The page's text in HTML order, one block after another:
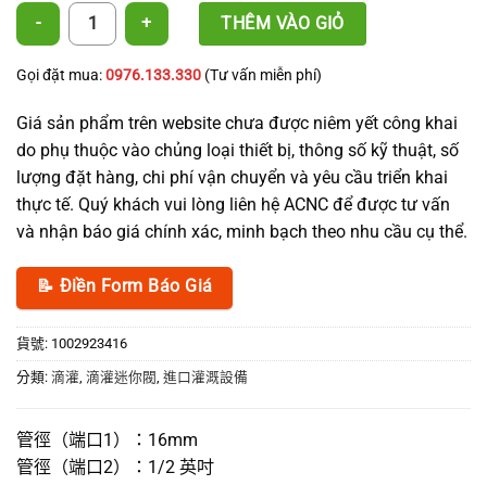
16/21 外牙滴帶閥門接頭 數量 THÊM VÀO GIỎ
Gọi đặt mua:0976.133.330 (Tư vấn miễn phí)
Giá sản phẩm trên website chưa được niêm yết công khai
do phụ thuộc vào chủng loại thiết bị, thông số kỹ thuật, số
lượng đặt hàng, chi phí vận chuyển và yêu cầu triển khai
thực tế. Quý khách vui lòng liên hệ ACNC để được tư vấn
và nhận báo giá chính xác, minh bạch theo nhu cầu cụ thể.
📝 Điền Form Báo Giá
貨號: 1002923416
分類: 滴灌 滴灌迷你閥 進口灌溉設備
管徑（端口1）：16mm
管徑（端口2）：1/2 英吋